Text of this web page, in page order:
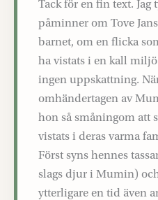
Tack för en fin text. Jag
påminner om Tove
barnet, om en flicka
ha vistats i en kall
ingen uppskattning.
omhändertagen av
hon så småningom att
vistats i deras varma
Först syns hennes
slags djur i Mumin)
ytterligare en tid även